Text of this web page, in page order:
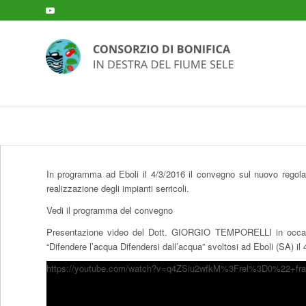
In programma ad Eboli il 4/3/2016 il convegno sul nuovo
realizzazione degli impianti serricoli.
Vedi il programma del convegno
Presentazione video del Dott. GIORGIO TEMPORELLI in
“Difendere l’acqua Difendersi dall’acqua” svoltosi ad Eboli (SA) il
https://youtube.com/